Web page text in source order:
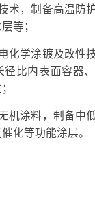
，制备高温防
等；
学涂镀及改性
径比内表面容器
涂料，制备中
化等功能涂层。